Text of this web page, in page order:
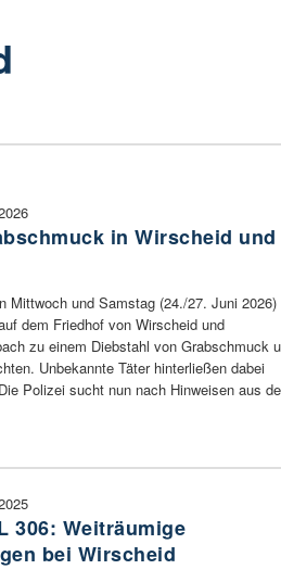
in Wirscheid und
Mittwoch und Samstag (24./27. Juni 2026)
dem Friedhof von Wirscheid und
zu einem Diebstahl von Grabschmuck
Unbekannte Täter hinterließen dabei
Polizei sucht nun nach Hinweisen aus
306: Weiträumige
bei Wirscheid